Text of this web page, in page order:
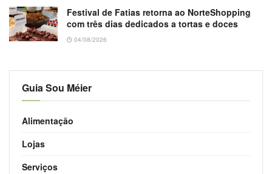
Festival de Fatias retorna ao NorteShopping
com três dias dedicados a tortas e doces
04/08/2026
Guia Sou Méier
Alimentação
Lojas
Serviços